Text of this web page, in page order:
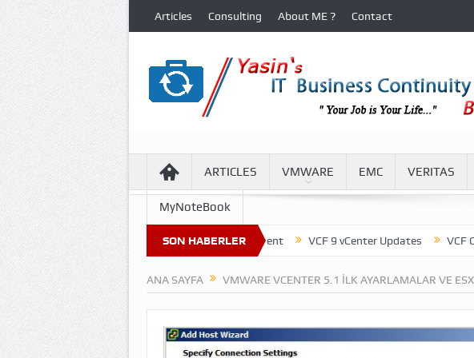
Articles Consulting About ME ? Contact
ARTICLES VMWARE EMC VERITAS
MyNoteBook
SON HABERLER
of Virtual Machine Files in VCF 9 Environment VCF 9 vCenter Updates VCF
ANA SAYFA VMWARE VCENTER 5.1 ILK AYARLAMALAR VE